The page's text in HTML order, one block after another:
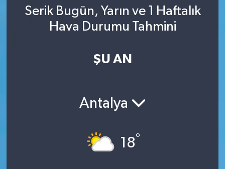
Serik Bugün, Yarın ve 1 Haftalık
Hava Durumu Tahmini
ŞU AN
Antalya
18°
Tüm Manşetler